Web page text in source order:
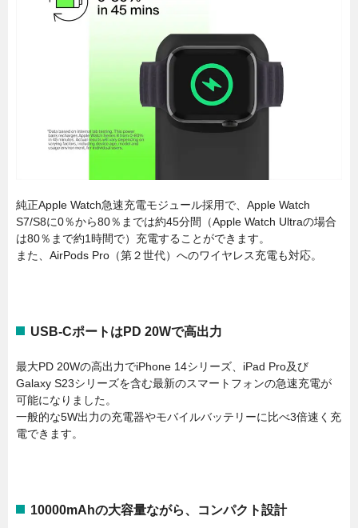
純正Apple Watch急速充電モジュール採用で、Apple Watch
S7/S8に0％から80％までは約45分間（Apple Watch Ultraの場合
は80％まで約1時間で）充電することができます。
また、AirPods Pro（第２世代）へのワイヤレス充電も対応。
USB-CポートはPD 20Wで高出力
最大PD 20Wの高出力でiPhone 14シリーズ、iPad Pro及び
Galaxy S23シリーズを含む最新のスマートフォンの急速充電が
可能になりました。
一般的な5W出力の充電器やモバイルバッテリーに比べ3倍速く充
電できます。
10000mAhの大容量ながら、コンパクト設計